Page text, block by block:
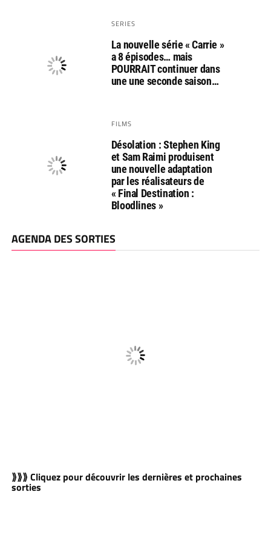
SERIES
La nouvelle série « Carrie »
a 8 épisodes… mais
POURRAIT continuer dans
une une seconde saison…
FILMS
Désolation : Stephen King
et Sam Raimi produisent
une nouvelle adaptation
par les réalisateurs de
« Final Destination :
Bloodlines »
AGENDA DES SORTIES
⟫⟫⟫ Cliquez pour découvrir les dernières et prochaines
sorties